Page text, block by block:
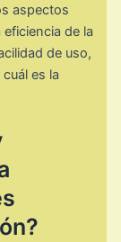
aspectos
de la
de uso,
es la